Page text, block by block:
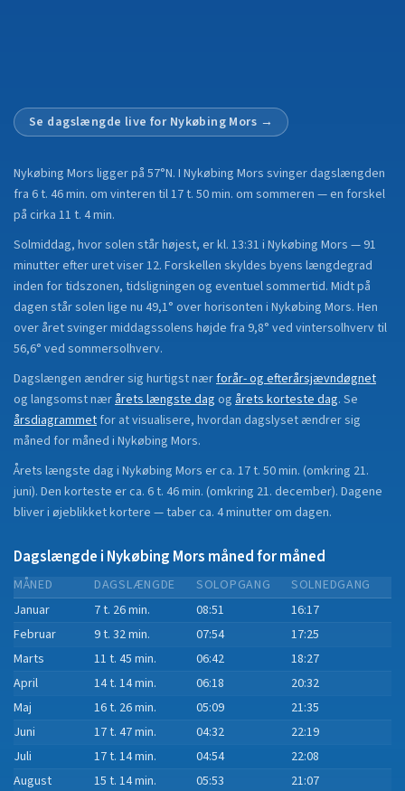
Se dagslængde live for Nykøbing Mors →
Nykøbing Mors ligger på 57°N. I Nykøbing Mors svinger dagslængden
fra 6 t. 46 min. om vinteren til 17 t. 50 min. om sommeren — en forskel
på cirka 11 t. 4 min.
Solmiddag, hvor solen står højest, er kl. 13:31 i Nykøbing Mors — 91
minutter efter uret viser 12. Forskellen skyldes byens længdegrad
inden for tidszonen, tidsligningen og eventuel sommertid. Midt på
dagen står solen lige nu 49,1° over horisonten i Nykøbing Mors. Hen
over året svinger middagssolens højde fra 9,8° ved vintersolhverv til
56,6° ved sommersolhverv.
Dagslængen ændrer sig hurtigst nærforår- og efterårsjævndøgnet
og langsomst nærårets længste dag og årets korteste dag. Se
årsdiagrammetfor at visualisere, hvordan dagslyset ændrer sig
måned for måned i Nykøbing Mors.
Årets længste dag i Nykøbing Mors er ca. 17 t. 50 min. (omkring 21.
juni). Den korteste er ca. 6 t. 46 min. (omkring 21. december). Dagene
bliver i øjeblikketkortere —taberca. 4minutterom dagen.
Dagslængde i Nykøbing Mors måned for måned
MÅNED DAGSLÆNGDE SOLOPGANG
SOLNEDGANG
Januar
7 t. 26 min. 08:51
16:17
Februar
9 t. 32 min. 07:54
17:25
Marts
11 t. 45 min. 06:42
18:27
April
14 t. 14 min. 06:18
20:32
Maj
16 t. 26 min. 05:09
21:35
Juni
17 t. 47 min. 04:32
22:19
Juli
17 t. 14 min. 04:54
22:08
August
15 t. 14 min. 05:53
21:07